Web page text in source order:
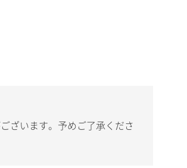
ざいます。予めご了承くださ